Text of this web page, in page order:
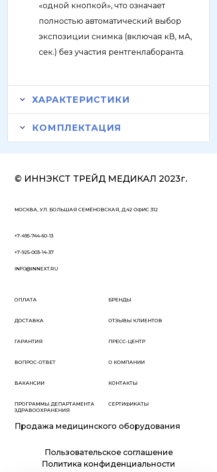
«одной кнопкой», что означает
полностью автоматический выбор
экспозиции снимка (включая кВ, мА,
сек.) без участия рентгенлаборанта.
ХАРАКТЕРИСТИКИ
КОМПЛЕКТАЦИЯ
© ИННЭКСТ ТРЕЙД МЕДИКАЛ 2023г.
МОСКВА, УЛ. БОЛЬШАЯ СЕМЁНОВСКАЯ, Д.42 ОФИС 312
+7-495-744-60-13
+7-925-003-14-37
INFO@INNEXT.RU
ОПЛАТА
ДОСТАВКА
ГАРАНТИЯ
БРЕНДЫ
ОТЗЫВЫ КЛИЕНТОВ
ПРЕСС-ЦЕНТР
ВОПРОС-ОТВЕТ
ВАКАНСИИ
ПРОГРАММЫ ДЕПАРТАМЕНТА
ЗДРАВООХРАНЕНИЯ
О КОМПАНИИ
КОНТАКТЫ
СЕРТИФИКАТЫ
Продажа медицинского оборудования
Пользовательское соглашение
Политика конфиденциальности